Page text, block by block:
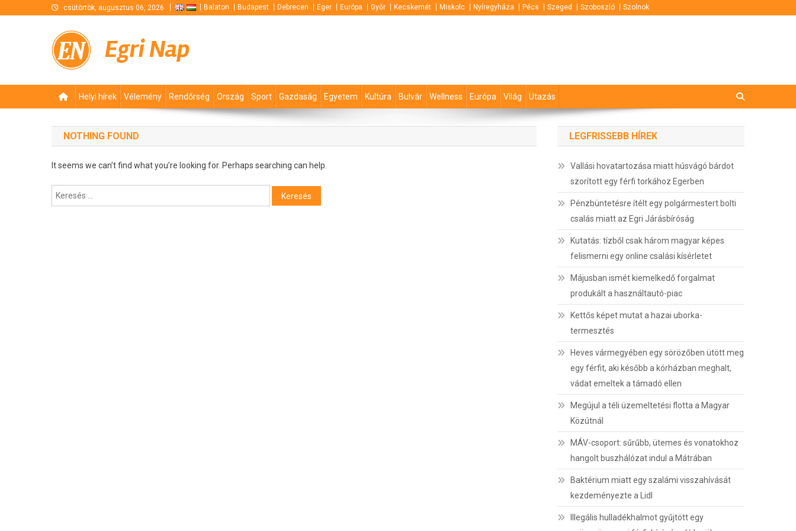
csütörtök, augusztus 06, 2026 Balaton Budapest Debrecen Eger Európa Győr Kecskemét Miskolc Nyíregyháza Pécs Szeged Szoboszló Szolnok
Egri Nap
Helyi hírek Vélemény Rendőrség Ország Sport Gazdaság Egyetem Kultúra Bulvár Wellness Európa Világ Utazás
NOTHING FOUND
It seems we can’t find what you’re looking for. Perhaps searching can help.
Keresés:
LEGFRISSEBB HÍREK
Vallási hovatartozása miatt húsvágó bárdot
szorított egy férfi torkához Egerben
Pénzbüntetésre ítélt egy polgármestert bolti
csalás miatt az Egri Járásbíróság
Kutatás: tízből csak három magyar képes
felismerni egy online csalási kísérletet
Májusban ismét kiemelkedő forgalmat
produkált a használtautó-piac
Kettős képet mutat a hazai uborka-
termesztés
Heves vármegyében egy sörözőben ütött meg
egy férfit, aki később a kórházban meghalt,
vádat emeltek a támadó ellen
Megújul a téli üzemeltetési flotta a Magyar
Közútnál
MÁV-csoport: sűrűbb, ütemes és vonatokhoz
hangolt buszhálózat indul a Mátrában
Baktérium miatt egy szalámi visszahívását
kezdeményezte a Lidl
Illegális hulladékhalmot gyűjtött egy